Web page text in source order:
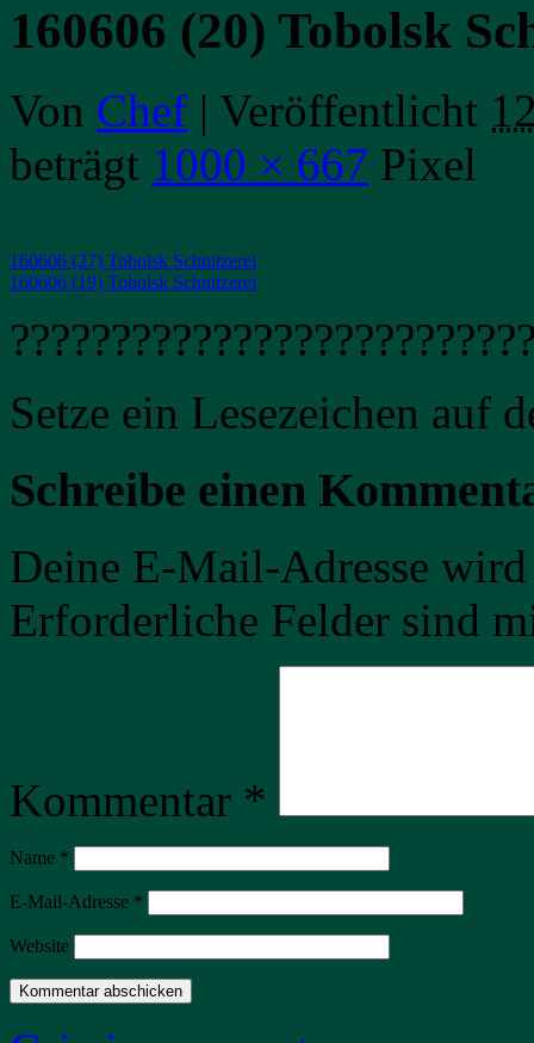
160606 (20) Tobolsk
Von Chef | Veröffentlicht
beträgt 1000 × 667 Pixel
160606 (27) Tobolsk Schnitzerei
160606 (19) Tobolsk Schnitzerei
Setze ein Lesezeichen auf
Schreibe einen
Deine E-Mail-Adresse
Erforderliche Felder sind
Kommentar *
Name *
E-Mail-Adresse *
Website